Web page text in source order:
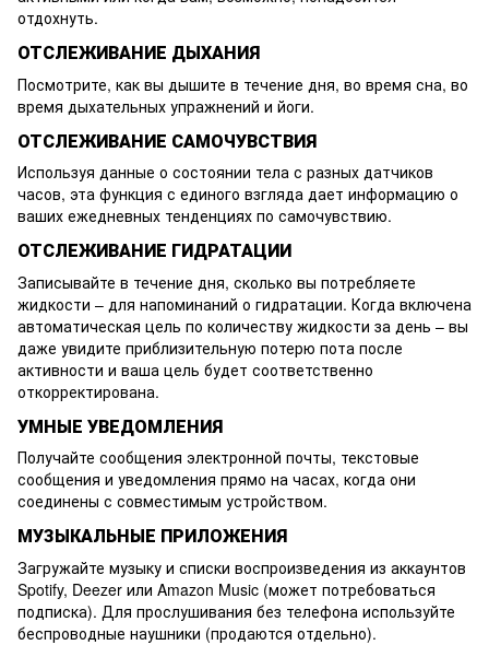
отдохнуть.
ОТСЛЕЖИВАНИЕ ДЫХАНИЯ
Посмотрите, как вы дышите в течение дня, во время сна, во
время дыхательных упражнений и йоги.
ОТСЛЕЖИВАНИЕ САМОЧУВСТВИЯ
Используя данные о состоянии тела с разных датчиков
часов, эта функция с единого взгляда дает информацию о
ваших ежедневных тенденциях по самочувствию.
ОТСЛЕЖИВАНИЕ ГИДРАТАЦИИ
Записывайте в течение дня, сколько вы потребляете
жидкости – для напоминаний о гидратации. Когда включена
автоматическая цель по количеству жидкости за день – вы
даже увидите приблизительную потерю пота после
активности и ваша цель будет соответственно
откорректирована.
УМНЫЕ УВЕДОМЛЕНИЯ
Получайте сообщения электронной почты, текстовые
сообщения и уведомления прямо на часах, когда они
соединены с совместимым устройством.
МУЗЫКАЛЬНЫЕ ПРИЛОЖЕНИЯ
Загружайте музыку и списки воспроизведения из аккаунтов
Spotify, Deezer или Amazon Music (может потребоваться
подписка). Для прослушивания без телефона используйте
беспроводные наушники (продаются отдельно).